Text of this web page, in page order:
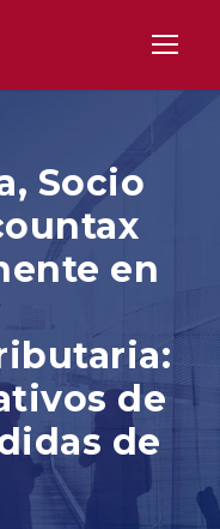
Socio
en
de
de